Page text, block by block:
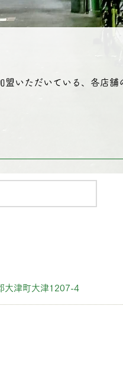
盟いただいている、各店舗
大津町大津1207-4